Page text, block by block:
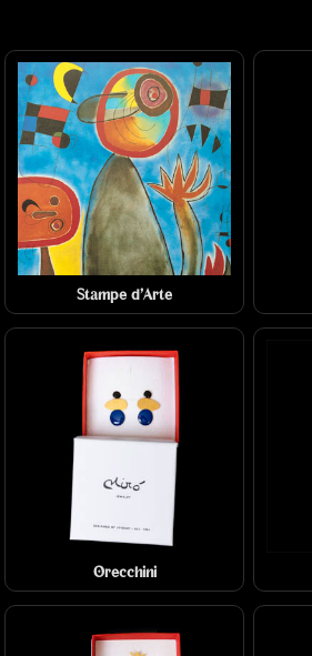
Stampe d'Arte
Orecchini